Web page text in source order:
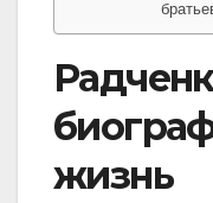
жизнь